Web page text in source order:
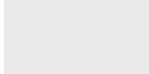
Hotel de Rome – Berlins elegante